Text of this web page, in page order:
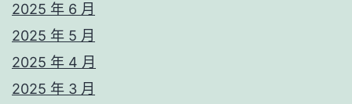
2025 年 6 月
2025 年 5 月
2025 年 4 月
2025 年 3 月